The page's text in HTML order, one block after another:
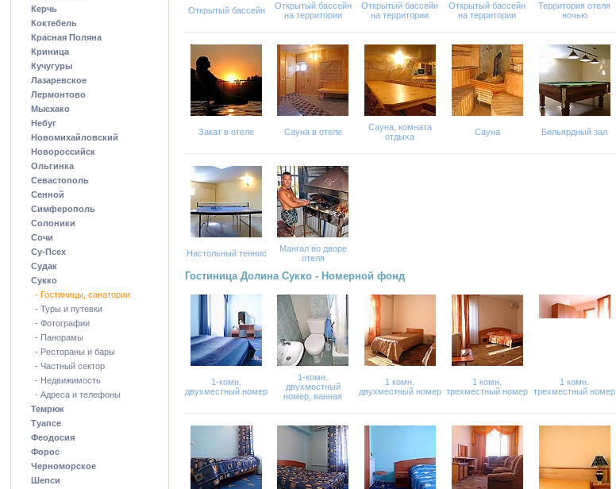
Керчь
Коктебель
Красная Поляна
Криница
Кучугуры
Лазаревское
Лермонтово
Мысхако
Небуг
Новомихайловский
Новороссийск
Ольгинка
Севастополь
Сенной
Симферополь
Солоники
Сочи
Су-Псех
Судак
Сукко
- Гостиницы, санатории
- Туры и путевки
- Фотографии
- Панорамы
- Рестораны и бары
- Частный сектор
- Недвижимость
- Адреса и телефоны
Темрюк
Туапсе
Феодосия
Форос
Черноморское
Шепси
Открытый бассейн
Открытый бассейн
на территории
Открытый бассейн
на территории
Открытый бассейн
на территории
Территория отеля
ночью
Закат в отеле Сауна в отеле
Сауна, комната
отдыха
Сауна Бильярдный зал
Настольный теннис
Мангал во дворе
отеля
Гостиница Долина Сукко - Номерной фонд
1-комн.
двухместный номер
1-комн.
двухместный
номер, ванная
1 комн.
двухместный номер
1 комн.
трехместный номер
1 комн.
трехместный номер